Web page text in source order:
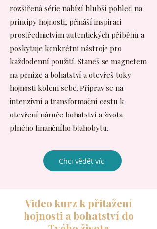
rozšířená série nabízí hlubší pohled na
principy hojnosti, přináší inspiraci
prostřednictvím autentických příběhů a
poskytuje konkrétní nástroje pro
každodenní použití. Staneš se magnetem
na peníze a bohatství a otevřeš toky
hojnosti kolem sebe. Připrav se na
intenzivní a transformační cestu k
otevření náruče bohatství a života
plného finančního blahobytu.
Chci vědět víc
Video kurz k přitažení
hojnosti a bohatství do